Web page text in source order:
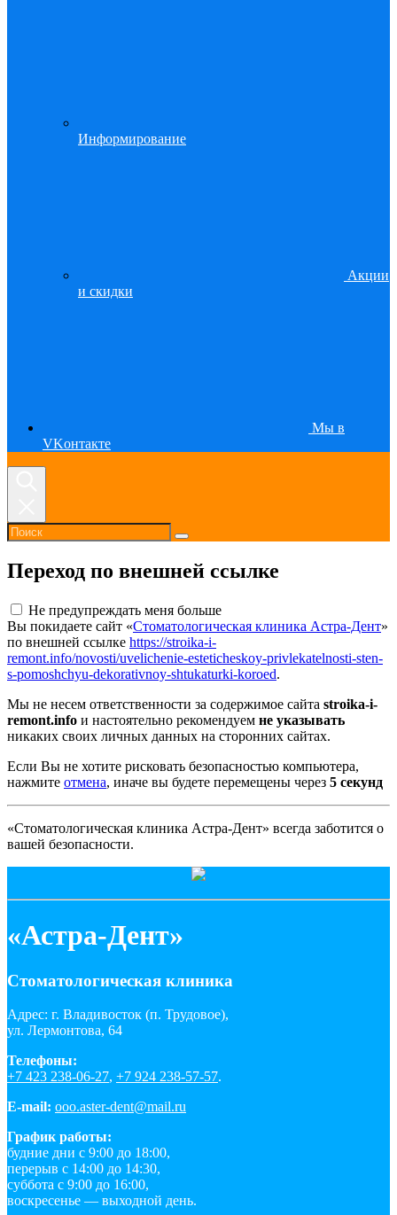
Информирование
Акции
и скидки
Мы в
VKонтакте
Переход по внешней ссылке
Не предупреждать меня больше
Вы покидаете сайт «Стоматологическая клиника Астра-Дент»
по внешней ссылке https://stroika-i-
remont.info/novosti/uvelichenie-esteticheskoy-privlekatelnosti-sten-
s-pomoshchyu-dekorativnoy-shtukaturki-koroed.
Мы не несем ответственности за содержимое сайта stroika-i-
remont.info и настоятельно рекомендуем не указывать
никаких своих личных данных на сторонних сайтах.
Если Вы не хотите рисковать безопасностью компьютера,
нажмите отмена, иначе вы будете перемещены через 5 секунд
«Стоматологическая клиника Астра-Дент» всегда заботится о
вашей безопасности.
«Астра-Дент»
Стоматологическая клиника
Адрес: г. Владивосток (п. Трудовое),
ул. Лермонтова, 64
Телефоны:
+7 423 238-06-27, +7 924 238-57-57.
E-mail: ooo.aster-dent@mail.ru
График работы:
будние дни с 9:00 до 18:00,
перерыв с 14:00 до 14:30,
суббота с 9:00 до 16:00,
воскресенье — выходной день.